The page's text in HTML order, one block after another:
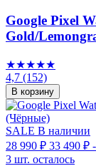
Google Pixel
Gold/
★★★★★
4,7 (152)
В корзину
SALE В наличии
28 990 ₽ 33 490 ₽
3 шт. осталось